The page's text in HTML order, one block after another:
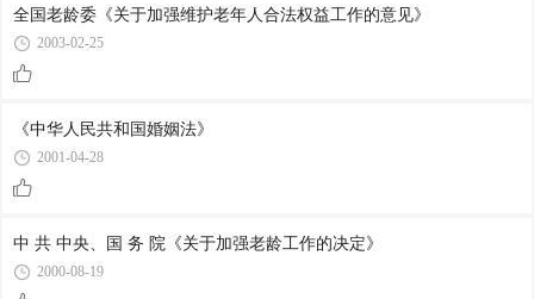
全国老龄委《关于加强维护老年人合法权益工作的意见》
2003-02-25
《中华人民共和国婚姻法》
2001-04-28
中 共 中央、国 务 院《关于加强老龄工作的决定》
2000-08-19